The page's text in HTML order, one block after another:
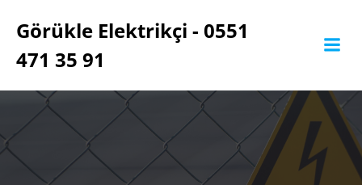
geç
Görükle Elektrikçi - 0551
471 35 91